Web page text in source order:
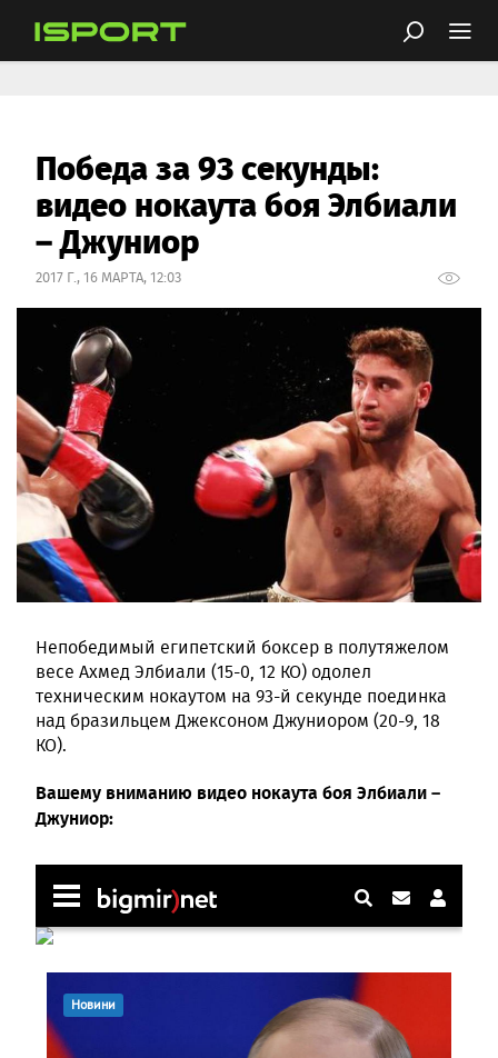
Победа за 93 секунды:
видео нокаута боя Элбиали
– Джуниор
2017 Г., 16 МАРТА, 12:03
Непобедимый египетский боксер в полутяжелом
весе Ахмед Элбиали (15-0, 12 КО) одолел
техническим нокаутом на 93-й секунде поединка
над бразильцем Джексоном Джуниором (20-9, 18
КО).
Вашему вниманию видео нокаута боя Элбиали –
Джуниор: